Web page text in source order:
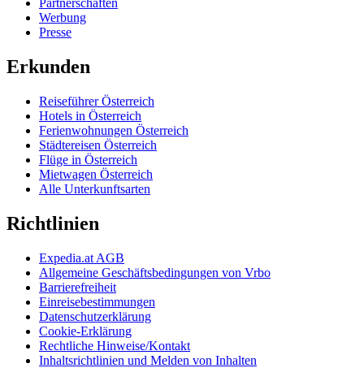
Partnerschaften
Werbung
Presse
Erkunden
Reiseführer Österreich
Hotels in Österreich
Ferienwohnungen Österreich
Städtereisen Österreich
Flüge in Österreich
Mietwagen Österreich
Alle Unterkunftsarten
Richtlinien
Expedia.at AGB
Allgemeine Geschäftsbedingungen von Vrbo
Barrierefreiheit
Einreisebestimmungen
Datenschutzerklärung
Cookie-Erklärung
Rechtliche Hinweise/Kontakt
Inhaltsrichtlinien und Melden von Inhalten